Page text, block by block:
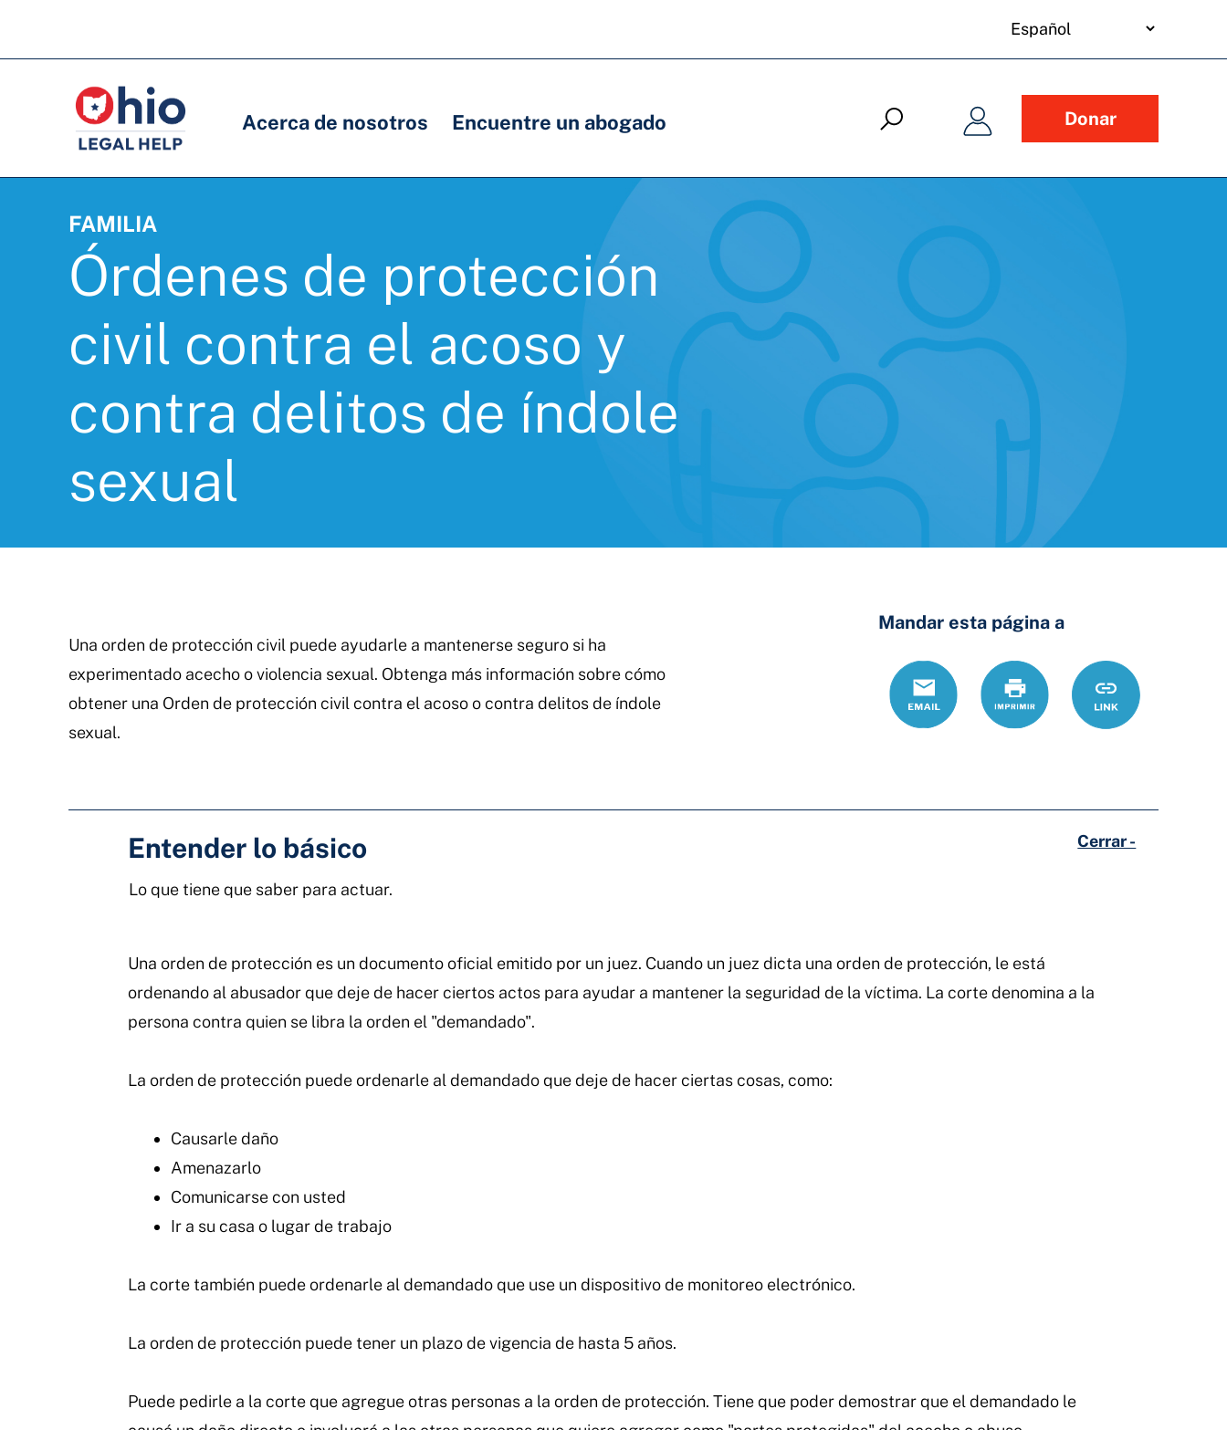
language
principal
Acerca de nosotros Encuentre un abogado Donar
principal
FAMILIA
Órdenes de protección
civil contra el acoso y
contra delitos de índole
sexual
Una orden de protección civil puede ayudarle a mantenerse seguro si ha
experimentado acecho o violencia sexual. Obtenga más información sobre cómo
obtener una Orden de protección civil contra el acoso o contra delitos de índole
sexual.
Mandar esta página a
Correo
electrónico
Print
https://
dis-
cpo
Link
Entender lo básico
Lo que tiene que saber para actuar.
Cerrar -
Una orden de protección es un documento oficial emitido por un juez. Cuando un juez dicta una orden de protección, le está
ordenando al abusador que deje de hacer ciertos actos para ayudar a mantener la seguridad de la víctima. La corte denomina a la
persona contra quien se libra la orden el "demandado".
La orden de protección puede ordenarle al demandado que deje de hacer ciertas cosas, como:
Causarle daño
Amenazarlo
Comunicarse con usted
Ir a su casa o lugar de trabajo
La corte también puede ordenarle al demandado que use un dispositivo de monitoreo electrónico.
La orden de protección puede tener un plazo de vigencia de hasta 5 años.
Puede pedirle a la corte que agregue otras personas a la orden de protección. Tiene que poder demostrar que el demandado le